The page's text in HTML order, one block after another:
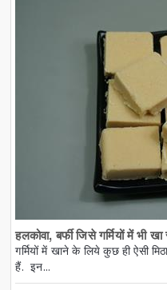
हलकोवा, बर्फी जिसे गर्मियों में
गर्मियों में खाने के लिये कुछ ही ऐसी
हैं. इन...